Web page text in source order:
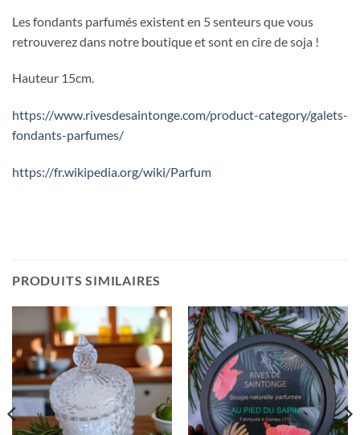
Les fondants parfumés existent en 5 senteurs que vous
retrouverez dans notre boutique et sont en cire de soja !
Hauteur 15cm.
https://www.rivesdesaintonge.com/product-category/galets-
fondants-parfumes/
https://fr.wikipedia.org/wiki/Parfum
PRODUITS SIMILAIRES